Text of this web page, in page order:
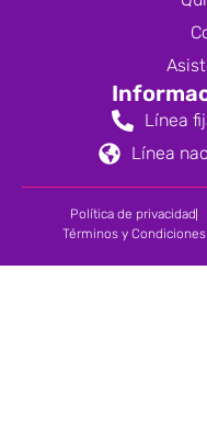
Línea
Línea
Política de privacidad
Términos y Condiciones